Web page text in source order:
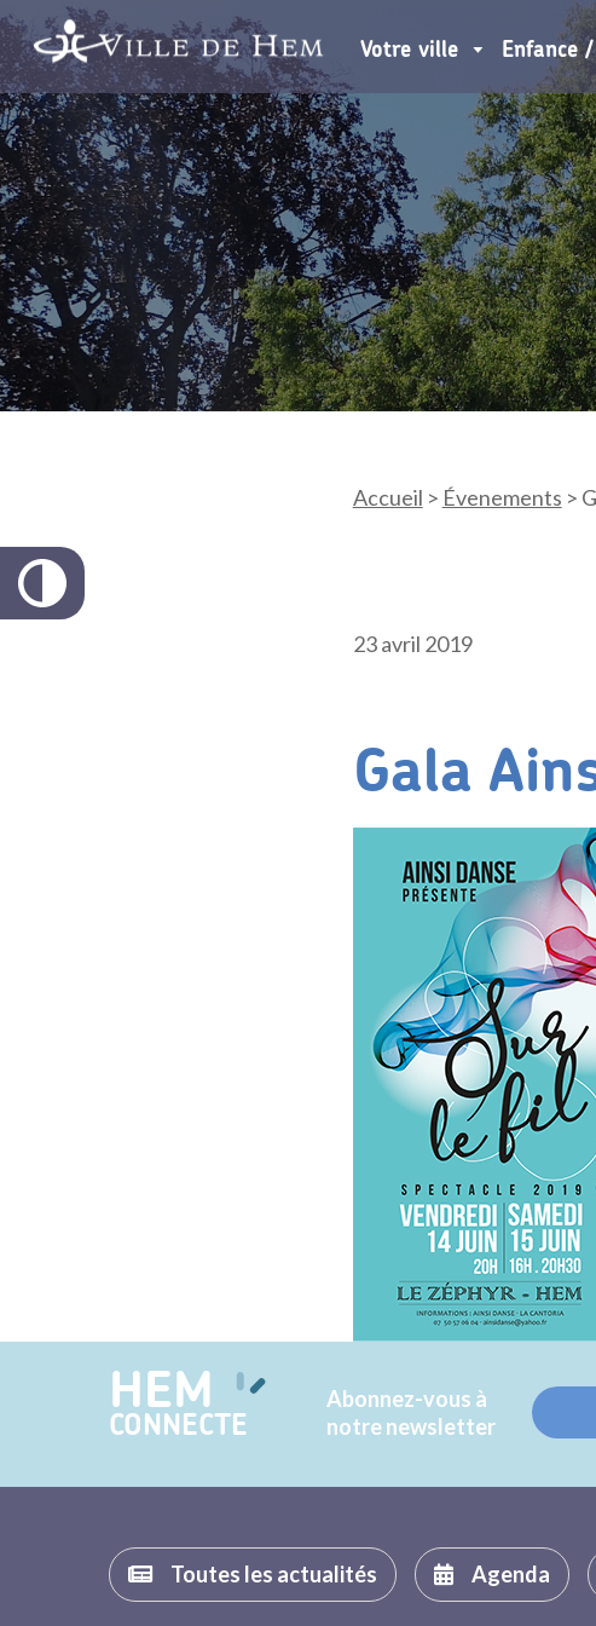
Votre ville Enfance
Accueil > Évenements >
23 avril 2019
Gala
HEM
CONNECTE
Abonnez-vous à
notre newsletter
Toutes les actualités Agenda